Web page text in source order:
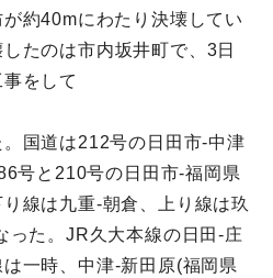
約40mにわたり決壊してい
たのは市内坂井町で、3日
をして
国道は212号の日田市-中津
号と210号の日田市-福岡県
線は九重-朝倉、上り線は玖
った。JR久大本線の日田-庄
一時、中津-新田原(福岡県